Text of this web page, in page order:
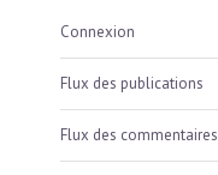
Connexion
Flux des publications
Flux des commentaires